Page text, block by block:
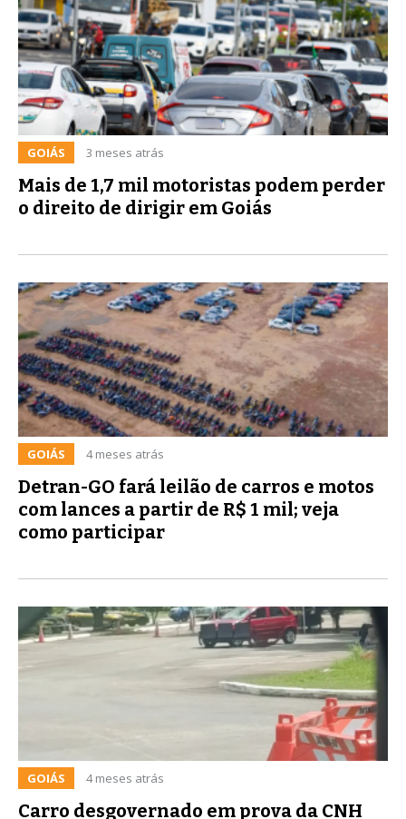
GOIÁS 3 meses atrás
Mais de 1,7 mil motoristas podem perder
o direito de dirigir em Goiás
GOIÁS 4 meses atrás
Detran-GO fará leilão de carros e motos
com lances a partir de R$ 1 mil; veja
como participar
GOIÁS 4 meses atrás
Carro desgovernado em prova da CNH